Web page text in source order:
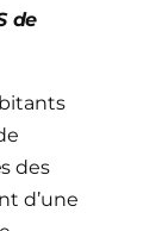
de
des
d’une